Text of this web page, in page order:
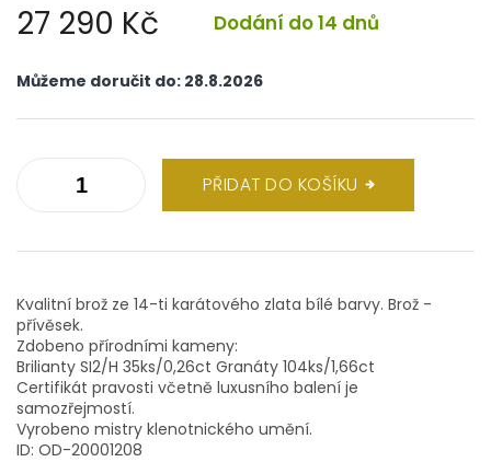
27 290 Kč Dodání do 14 dnů
cena:
Můžeme doručit do: 28.8.2026
PŘIDAT DO KOŠÍKU
Kvalitní brož ze 14-ti karátového zlata bílé barvy. Brož -
přívěsek.
Zdobeno přírodními kameny:
Brilianty SI2/H 35ks/0,26ct Granáty 104ks/1,66ct
Certifikát pravosti včetně luxusního balení je
samozřejmostí.
Vyrobeno mistry klenotnického umění.
ID: OD-20001208